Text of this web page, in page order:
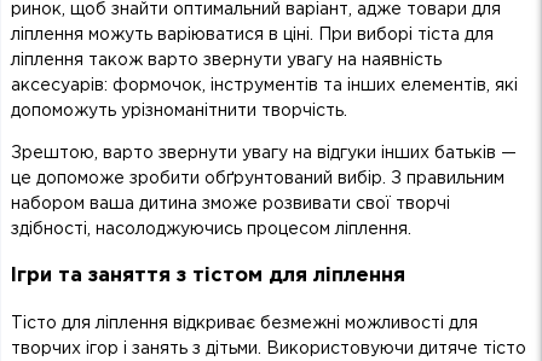
ринок, щоб знайти оптимальний варіант, адже товари для
ліплення можуть варіюватися в ціні. При виборі тіста для
ліплення також варто звернути увагу на наявність
аксесуарів: формочок, інструментів та інших елементів, які
допоможуть урізноманітнити творчість.
Зрештою, варто звернути увагу на відгуки інших батьків —
це допоможе зробити обґрунтований вибір. З правильним
набором ваша дитина зможе розвивати свої творчі
здібності, насолоджуючись процесом ліплення.
Ігри та заняття з тістом для ліплення
Тісто для ліплення відкриває безмежні можливості для
творчих ігор і занять з дітьми. Використовуючи дитяче тісто